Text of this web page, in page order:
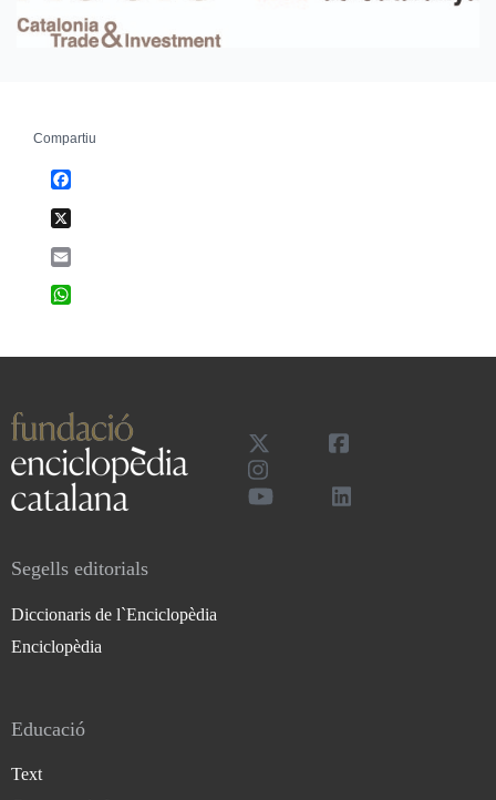
Compartiu
Segells editorials
Diccionaris de l`Enciclopèdia
Enciclopèdia
Educació
Text